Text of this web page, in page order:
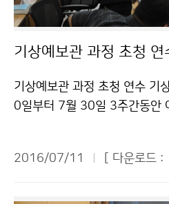
기상예보관 과정 초청 연
기상예보관 과정 초청 연수 기
0일부터 7월 30일 3주간동안
력을 향상하고 국제적 예보관
2016/07/11 [ 다운로드 :